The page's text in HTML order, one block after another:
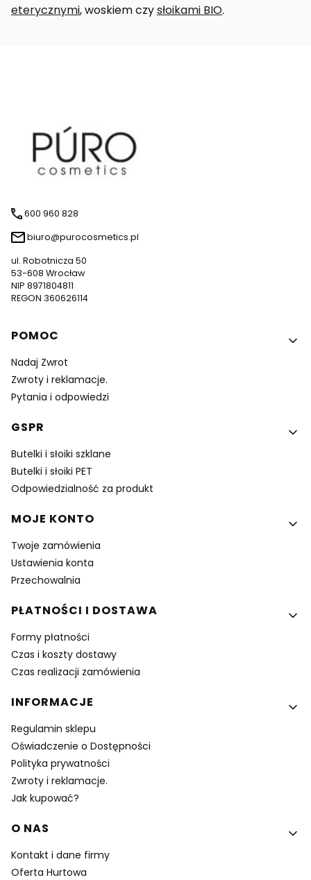
eterycznymi, woskiem czysłoikami BIO.
600 960 828
biuro@purocosmetics.pl
ul. Robotnicza 50
53-608 Wrocław
NIP 8971804811
REGON 360626114
Linki w stopce
POMOC
Nadaj Zwrot
Zwroty i reklamacje.
Pytania i odpowiedzi
GSPR
Butelki i słoiki szklane
Butelki i słoiki PET
Odpowiedzialność za produkt
MOJE KONTO
Twoje zamówienia
Ustawienia konta
Przechowalnia
PŁATNOŚCI I DOSTAWA
Formy płatności
Czas i koszty dostawy
Czas realizacji zamówienia
INFORMACJE
Regulamin sklepu
Oświadczenie o Dostępności
Polityka prywatności
Zwroty i reklamacje.
Jak kupować?
O NAS
Kontakt i dane firmy
Oferta Hurtowa